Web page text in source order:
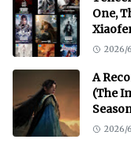
One,
2026/
A
(The
2026/